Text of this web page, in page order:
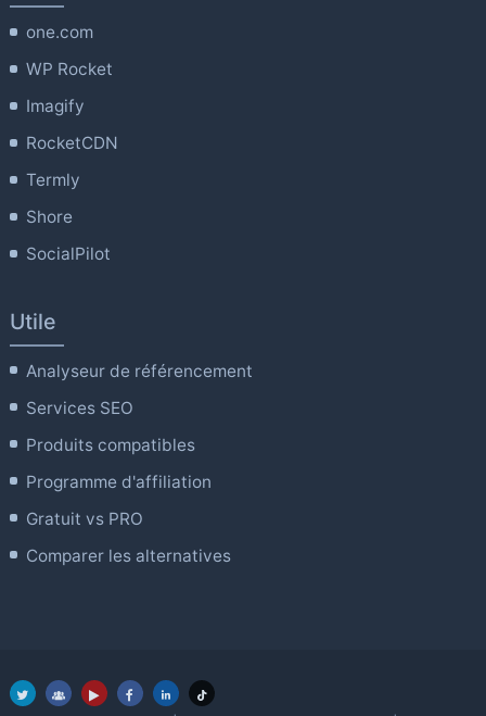
one.com
WP Rocket
Imagify
RocketCDN
Termly
Shore
SocialPilot
Utile
Analyseur de référencement
Services SEO
Produits compatibles
Programme d'affiliation
Gratuit vs PRO
Comparer les alternatives